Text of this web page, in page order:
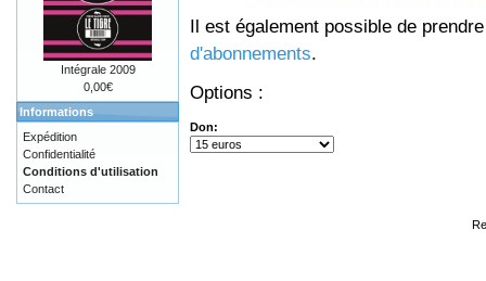
Il est également possible de
d'abonnements.
Options :
Don:
Intégrale 2009
0,00€
Informations
Expédition
Confidentialité
Conditions d'utilisation
Contact